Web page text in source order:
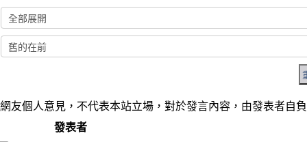
網友個人意見，不代表本站立場，對於發言內容，由發表者自
發表者